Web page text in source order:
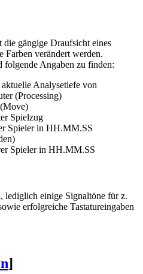
gängige Draufsicht eines
Farben verändert werden.
Angaben zu finden:
Analysetiefe von
(Processing)
Spielzug
Spieler in HH.MM.SS
Spieler in HH.MM.SS
einige Signaltöne für z.
erfolgreiche Tastatureingaben
]